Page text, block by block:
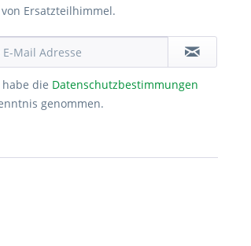
Ersatzteilhimmel.
habe die Datenschutzbestimmungen
genommen.